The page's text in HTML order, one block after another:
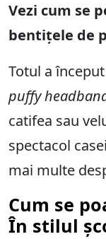
Vezi cum se
bentițele de
Totul a
puffy
catifea sau
spectacol
mai multe
Cum se
În stilul